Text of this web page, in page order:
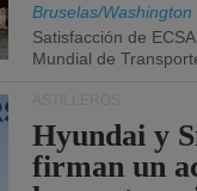
Bruselas/Washington
Satisfacción de
Mundial de
Hyundai y
firman un